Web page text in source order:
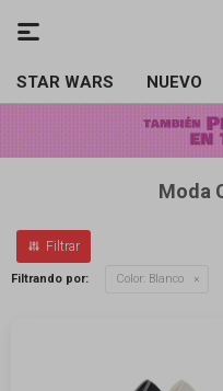
STAR WARS NUEVO

Moda
Filtrando por: Color: Blanco